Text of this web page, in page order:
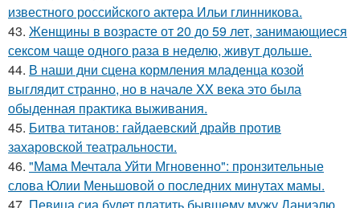
известного российского актера Ильи глинникова.
43. Женщины в возрасте от 20 до 59 лет, занимающиеся
сексом чаще одного раза в неделю, живут дольше.
44. В наши дни сцена кормления младенца козой
выглядит странно, но в начале XX века это была
обыденная практика выживания.
45. Битва титанов: гайдаевский драйв против
захаровской театральности.
46. "Мама Мечтала Уйти Мгновенно": пронзительные
слова Юлии Меньшовой о последних минутах мамы.
47. Певица сиа будет платить бывшему мужу Даниэлю